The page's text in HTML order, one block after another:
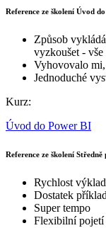
Reference ze školení Úvod
Způsob
vyzkoušet -
Vyhovovalo mi,
Jednoduché
Kurz:
Úvod do Power BI
Reference ze školení
Rychlost
Dostatek
Super tempo
Flexibilní